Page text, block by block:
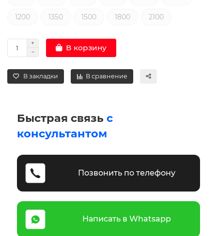
1200 1350 1500 1800 2100
В корзину
В закладки В сравнение
Быстрая связь с
консультантом
Позвонить по телефону
Написать в Whatsapp